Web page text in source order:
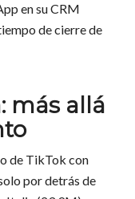
en su CRM
de cierre de
más allá
de TikTok con
por detrás de